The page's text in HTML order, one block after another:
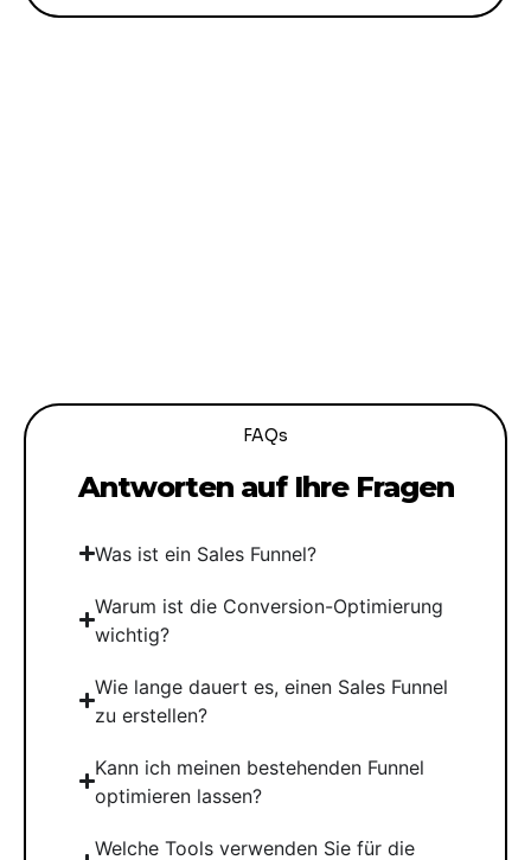
FAQs
Antworten auf Ihre Fragen
Was ist ein Sales Funnel?
Warum ist die Conversion-Optimierung
wichtig?
Wie lange dauert es, einen Sales Funnel
zu erstellen?
Kann ich meinen bestehenden Funnel
optimieren lassen?
Welche Tools verwenden Sie für die